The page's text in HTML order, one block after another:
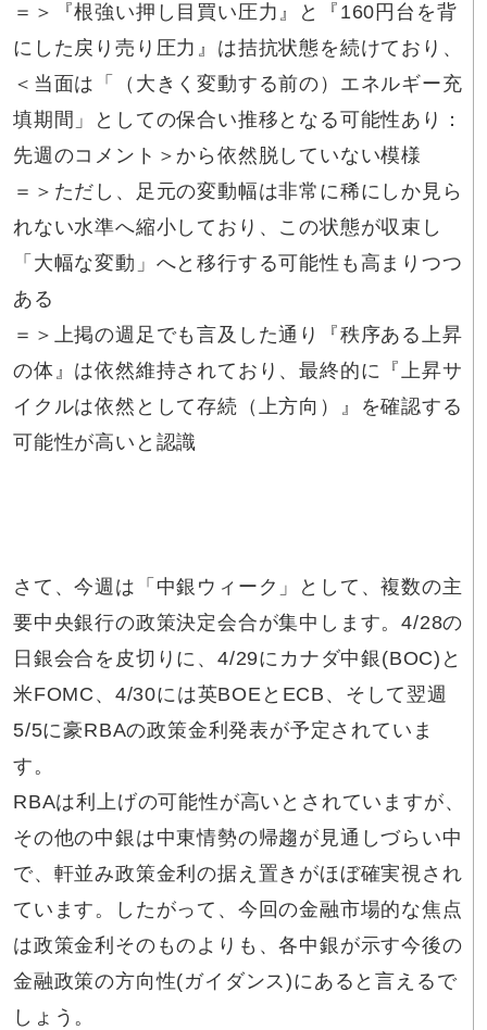
＝＞『根強い押し目買い圧力』と『160円台を背
にした戻り売り圧力』は拮抗状態を続けており、
＜当面は「（大きく変動する前の）エネルギー充
填期間」としての保合い推移となる可能性あり：
先週のコメント＞から依然脱していない模様
＝＞ただし、足元の変動幅は非常に稀にしか見ら
れない水準へ縮小しており、この状態が収束し
「大幅な変動」へと移行する可能性も高まりつつ
ある
＝＞上掲の週足でも言及した通り『秩序ある上昇
の体』は依然維持されており、最終的に『上昇サ
イクルは依然として存続（上方向）』を確認する
可能性が高いと認識
さて、今週は「中銀ウィーク」として、複数の主
要中央銀行の政策決定会合が集中します。4/28の
日銀会合を皮切りに、4/29にカナダ中銀(BOC)と
米FOMC、4/30には英BOEとECB、そして翌週
5/5に豪RBAの政策金利発表が予定されていま
す。
RBAは利上げの可能性が高いとされていますが、
その他の中銀は中東情勢の帰趨が見通しづらい中
で、軒並み政策金利の据え置きがほぼ確実視され
ています。したがって、今回の金融市場的な焦点
は政策金利そのものよりも、各中銀が示す今後の
金融政策の方向性(ガイダンス)にあると言えるで
しょう。